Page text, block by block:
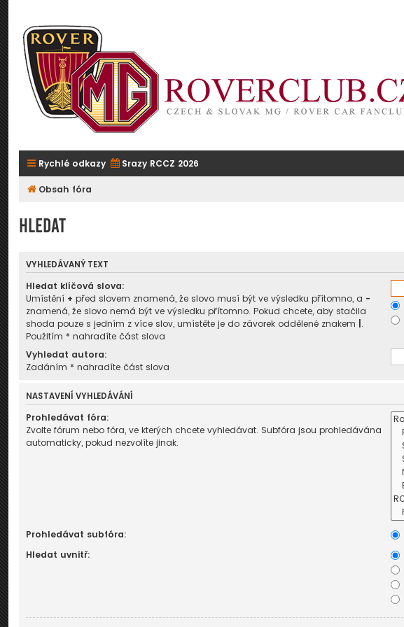
Rychlé odkazy Srazy RCCZ 2026
Obsah fóra
Hledat
VYHLEDÁVANÝ TEXT
Hledat klíčová slova:
Umístění + před slovem znamená, že slovo musí být ve výsledku přítomno, a -
znamená, že slovo nemá být ve výsledku přítomno. Pokud chcete, aby stačila
shoda pouze s jedním z více slov, umístěte je do závorek oddělené znakem .
Použitím * nahradíte část slova
Vyhledat autora:
Zadáním * nahradíte část slova
NASTAVENÍ VYHLEDÁVÁNÍ
Prohledávat fóra:
Zvolte fórum nebo fóra, ve kterých chcete vyhledávat. Subfóra jsou prohledávána
automaticky, pokud nezvolíte jinak.
Prohledávat subfóra:
Hledat uvnitř: